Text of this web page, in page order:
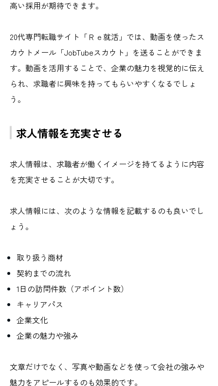
高い採用が期待できます。
20代専門転職サイト「Ｒｅ就活」では、動画を使ったス
カウトメール「JobTubeスカウト」を送ることができま
す。動画を活用することで、企業の魅力を視覚的に伝え
られ、求職者に興味を持ってもらいやすくなるでしょ
う。
求人情報を充実させる
求人情報は、求職者が働くイメージを持てるように内容
を充実させることが大切です。
求人情報には、次のような情報を記載するのも良いでし
ょう。
取り扱う商材
契約までの流れ
1日の訪問件数（アポイント数）
キャリアパス
企業文化
企業の魅力や強み
文章だけでなく、写真や動画などを使って会社の強みや
魅力をアピールするのも効果的です。